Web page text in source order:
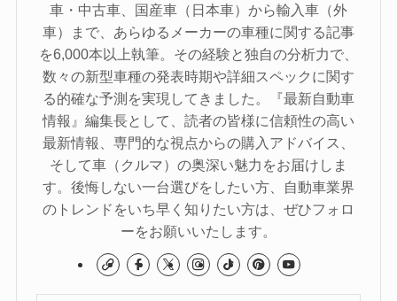
車・中古車、国産車（日本車）から輸入車（外
車）まで、あらゆるメーカーの車種に関する記事
を6,000本以上執筆。その経験と独自の分析力で、
数々の新型車種の発表時期や詳細スペックに関す
る的確な予測を実現してきました。『最新自動車
情報』編集長として、読者の皆様に信頼性の高い
最新情報、専門的な視点からの購入アドバイス、
そして車（クルマ）の奥深い魅力をお届けしま
す。後悔しない一台選びをしたい方、自動車業界
のトレンドをいち早く知りたい方は、ぜひフォロ
ーをお願いいたします。